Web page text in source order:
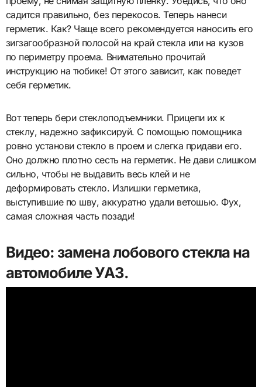
садится правильно, без перекосов. Теперь нанеси
герметик. Как? Чаще всего рекомендуется наносить его
зигзагообразной полосой на край стекла или на кузов
по периметру проема. Внимательно прочитай
инструкцию на тюбике! От этого зависит, как поведет
себя герметик.
Вот теперь бери стеклоподъемники. Прицепи их к
стеклу, надежно зафиксируй. С помощью помощника
ровно установи стекло в проем и слегка придави его.
Оно должно плотно сесть на герметик. Не дави слишком
сильно, чтобы не выдавить весь клей и не
деформировать стекло. Излишки герметика,
выступившие по шву, аккуратно удали ветошью. Фух,
самая сложная часть позади!
Видео: замена лобового стекла на
автомобиле УАЗ.